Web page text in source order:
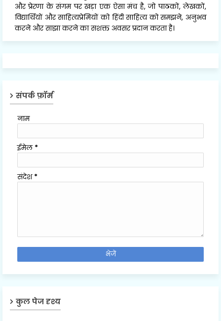
और प्रेरणा के संगम पर खड़ा एक ऐसा मंच है, जो पाठकों, लेखकों,
विद्यार्थियों और साहित्यप्रेमियों को हिंदी साहित्य को समझने, अनुभव
करने और साझा करने का सशक्त अवसर प्रदान करता है।
संपर्क फ़ॉर्म
नाम
ईमेल *
संदेश *
कुल पेज दृश्य